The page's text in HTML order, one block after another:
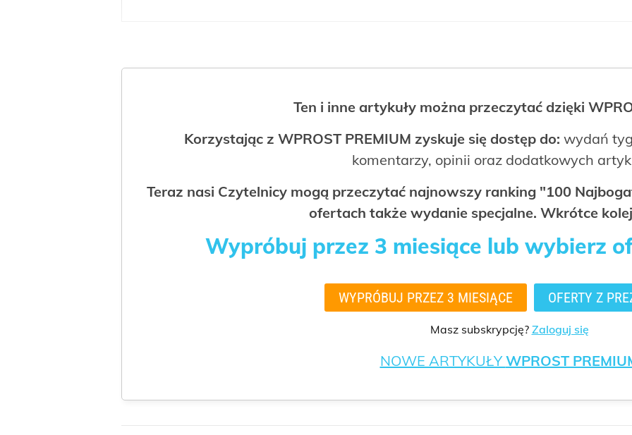
Ten i inne artykuły można przeczytać dzięki
Korzystając z WPROST PREMIUM zyskuje się dostęp do: wydań
komentarzy, opinii oraz dodatkowych
Teraz nasi Czytelnicy mogą przeczytać najnowszy ranking "100
ofertach także wydanie specjalne. Wkrótce
Wypróbuj przez 3 miesiące lub wybierz
WYPRÓBUJ PRZEZ 3 MIESIĄCE OFERTY Z
Masz subskrypcję? Zaloguj się
NOWE ARTYKUŁYWPROST